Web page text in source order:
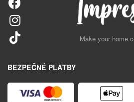
Make your home
BEZPEČNÉ PLATBY